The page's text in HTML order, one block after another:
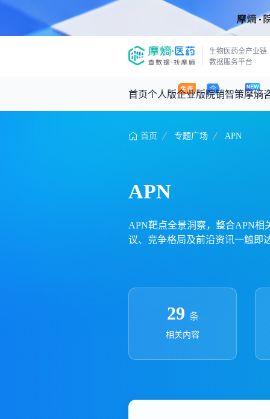
生物医药全产业链
数据服务平台
首页个人版企业版院销智策摩熵
咨询服务
产品立项评估及管线规划
投资决策与交易估值
摩熵原创
深度分析
投融资
时讯
数据中心
基于市场数据，为您提供全面的市场
政策法规
药品生产企业
首页 专题广场 APN
APN
APN靶点全景洞察，整合APN相
议、竞争格局及前沿资讯一触即
29 条
相关内容